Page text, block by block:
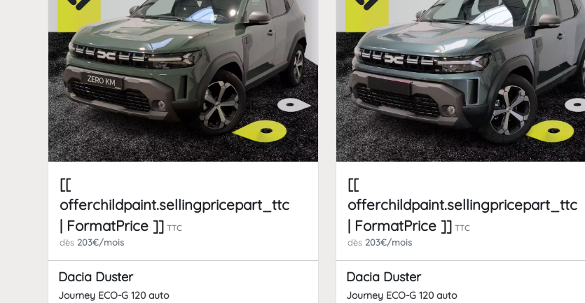
[[
offerchildpaint.sellingpricepart_ttc
| FormatPrice ]] TTC
dès 203€/mois
Dacia Duster
Journey ECO-G 120 auto
[[
offerchildpaint.sellingpricepart_ttc
| FormatPrice ]] TTC
dès 203€/mois
Dacia Duster
Journey ECO-G 120 auto